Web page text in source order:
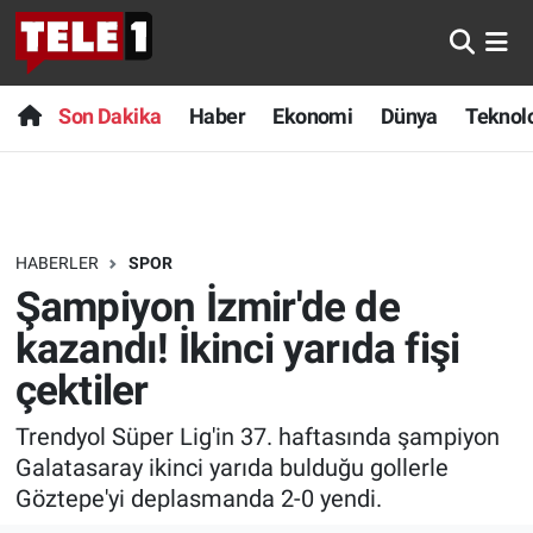
Son Dakika Haber Ekonomi Dünya
HABERLER SPOR
Şampiyon İzmir'de de
kazandı! İkinci yarıda fişi
çektiler
Trendyol Süper Lig'in 37. haftasında şampiyon
Galatasaray ikinci yarıda bulduğu gollerle
Göztepe'yi deplasmanda 2-0 yendi.
Anında Manşet
Başka Sohbetler
Bilim turu
Bilim ve Teknoloji Evreni
Doğa Konuşuyor
Dünya
Ege Saati
Son Dakika
Haber
Dünya
Teknoloji
Sağlık
Spor
Yayın Akışı
Nöbetçi Eczaneler
Hava Durumu
Trafik Durumu
Süper Lig Puan Durumu ve Fikstür
Tüm Manşetler
Son Dakika Haberleri
Haber Arşivi